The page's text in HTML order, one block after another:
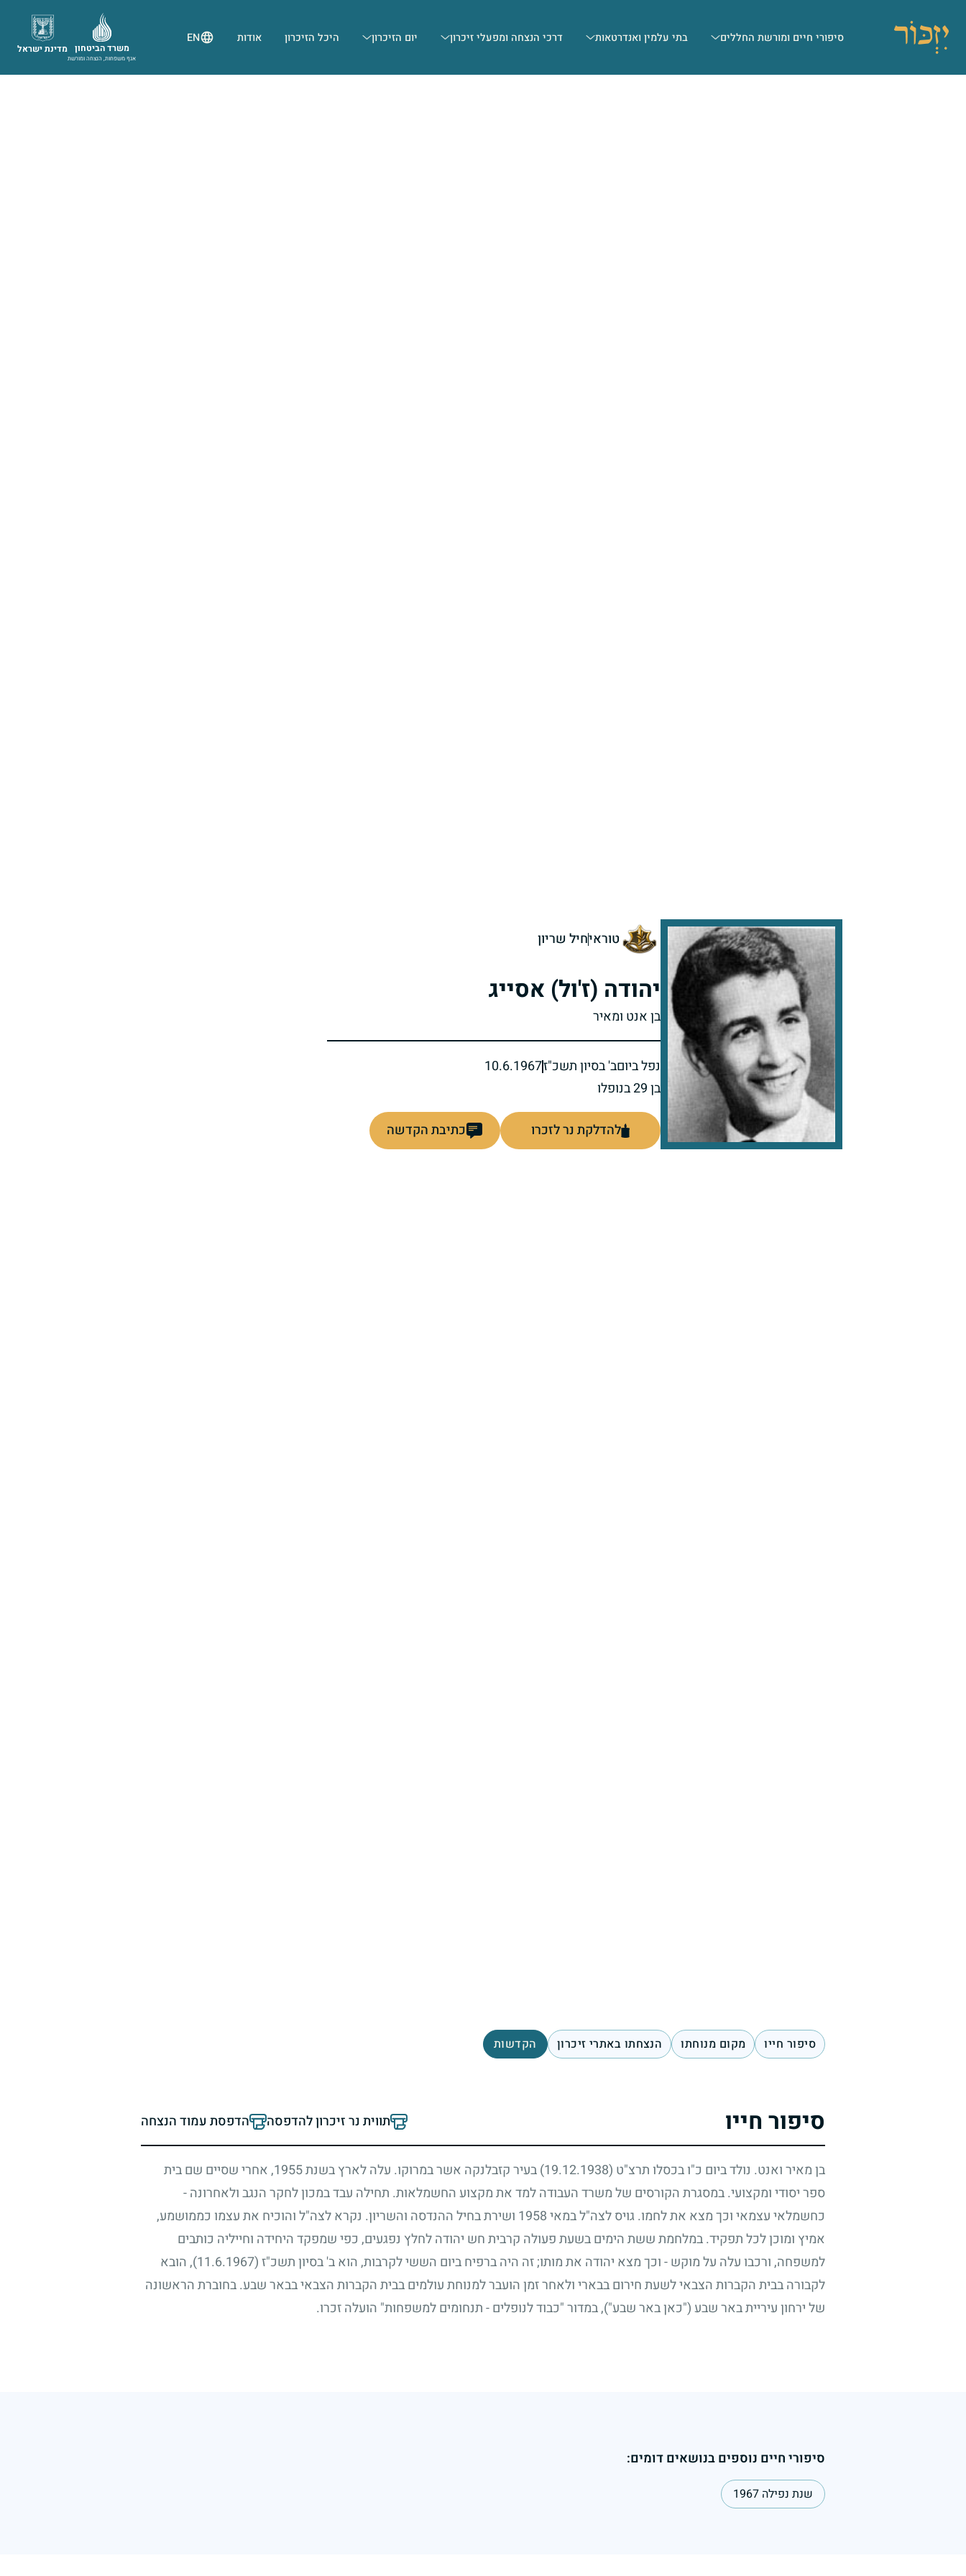
סיפורי חיים ומורשת החללים בתי עלמין ואנדרטאות דרכי הנצחה ומפעלי זיכרון יום הזיכרון היכל הזיכרון אודות EN
מדינת ישראל משרד הביטחון
אגף משפחות, הנצחה ומורשת
טוראיחיל שריון
יהודה (ז'ול) אסייג
בן אנט ומאיר
נפל ביוםב' בסיון תשכ"ז10.6.1967
בן 29 בנופלו
להדלקת נר לזכרו כתיבת הקדשה
סיפור חייו מקום מנוחתו הנצחתו באתרי זיכרון הקדשות
סיפור חייו תווית נר זיכרון להדפסה הדפסת עמוד הנצחה
בן מאיר ואנט. נולד ביום כ"ו בכסלו תרצ"ט (19.12.1938) בעיר קזבלנקה אשר במרוקו. עלה לארץ בשנת1955, אחרי שסיים שם בית
ספר יסודי ומקצועי. במסגרת הקורסים של משרד העבודה למד את מקצוע החשמלאות. תחילה עבד במכון לחקר הנגב ולאחרונה -
כחשמלאי עצמאי וכך מצא את לחמו. גויס לצה"ל במאי1958 ושירת בחיל ההנדסה והשריון. נקרא לצה"ל והוכיח את עצמו כממושמע,
אמיץ ומוכן לכל תפקיד. במלחמת ששת הימים בשעת פעולה קרבית חש יהודה לחלץ נפגעים, כפי שמפקד היחידה וחייליה כותבים
למשפחה, ורכבו עלה על מוקש - וכך מצא יהודה את מותו;זה היה ברפיח ביום הששי לקרבות, הוא ב' בסיון תשכ"ז(11.6.1967)
, הובא
לקבורה בבית הקברות הצבאי לשעת חירום בבארי ולאחר זמן הועבר למנוחת עולמים בבית הקברות הצבאי בבאר שבע. בחוברת הראשונה
של ירחון עיריית באר שבע ("כאן באר שבע"), במדור "כבוד לנופלים - תנחומים למשפחות" הועלה זכרו.
סיפורי חיים נוספים בנושאים דומים:
שנת נפילה 1967